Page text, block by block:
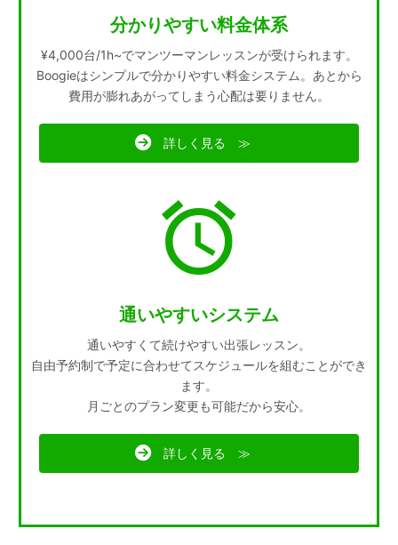
分かりやすい料金体系
¥4,000台/1h~でマンツーマンレッスンが受けられます。
Boogieはシンプルで分かりやすい料金システム。あとから
費用が膨れあがってしまう心配は要りません。
詳しく見る ≫
通いやすいシステム
通いやすくて続けやすい出張レッスン。
自由予約制で予定に合わせてスケジュールを組むことができ
ます。
月ごとのプラン変更も可能だから安心。
詳しく見る ≫